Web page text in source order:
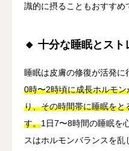
識的に摂ることもおすすめ
🔸 十分な睡眠とスト
睡眠は皮膚の修復が活発に
0時〜2時頃に成長ホルモ
り、その時間帯に睡眠を
す。1日7〜8時間の睡眠を
スはホルモンバランスを乱